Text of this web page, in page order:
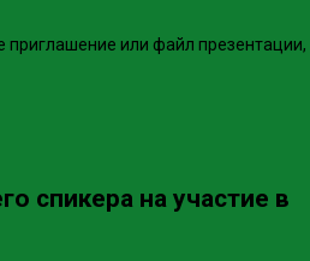
приглашение или файл презентации,
спикера на участие в